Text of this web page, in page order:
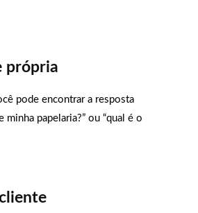
própria
pode encontrar a resposta
papelaria?” ou “qual é o